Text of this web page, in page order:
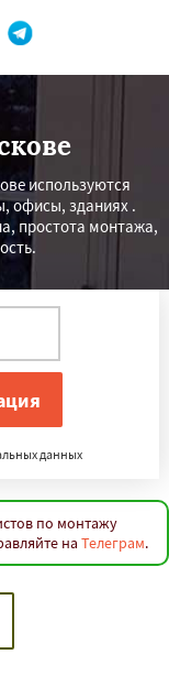
используются
офисы, зданиях .
простота монтажа,
данных
по монтажу
на Телеграм.